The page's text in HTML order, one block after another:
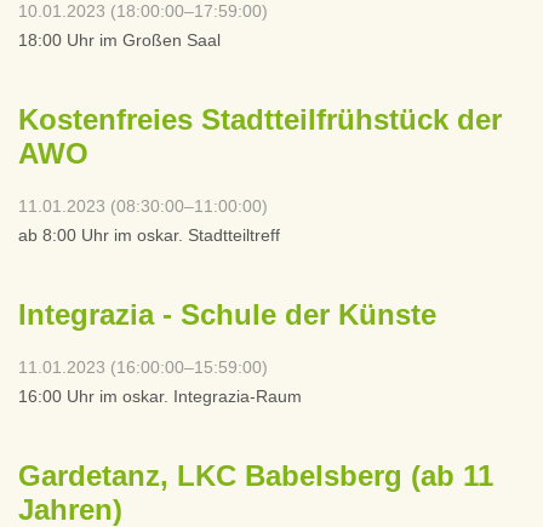
10.01.2023 (18:00:00–17:59:00)
18:00 Uhr im Großen Saal
Kostenfreies Stadtteilfrühstück der
AWO
11.01.2023 (08:30:00–11:00:00)
ab 8:00 Uhr im oskar. Stadtteiltreff
Integrazia - Schule der Künste
11.01.2023 (16:00:00–15:59:00)
16:00 Uhr im oskar. Integrazia-Raum
Gardetanz, LKC Babelsberg (ab 11
Jahren)